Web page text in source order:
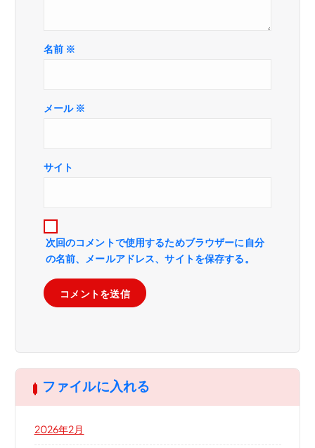
名前 ※
メール ※
サイト
次回のコメントで使用するためブラウザーに自分
の名前、メールアドレス、サイトを保存する。
ファイルに入れる
2026年2月